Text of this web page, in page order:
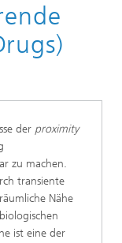
der proximity
zu machen.
transiente
Nähe
ist eine der